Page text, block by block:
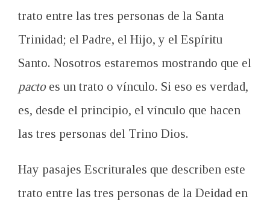
trato entre las tres personas de la Santa
Trinidad; el Padre, el Hijo, y el Espíritu
Santo. Nosotros estaremos mostrando que el
pactoes un trato o vínculo. Si eso es verdad,
es, desde el principio, el vínculo que hacen
las tres personas del Trino Dios.
Hay pasajes Escriturales que describen este
trato entre las tres personas de la Deidad en